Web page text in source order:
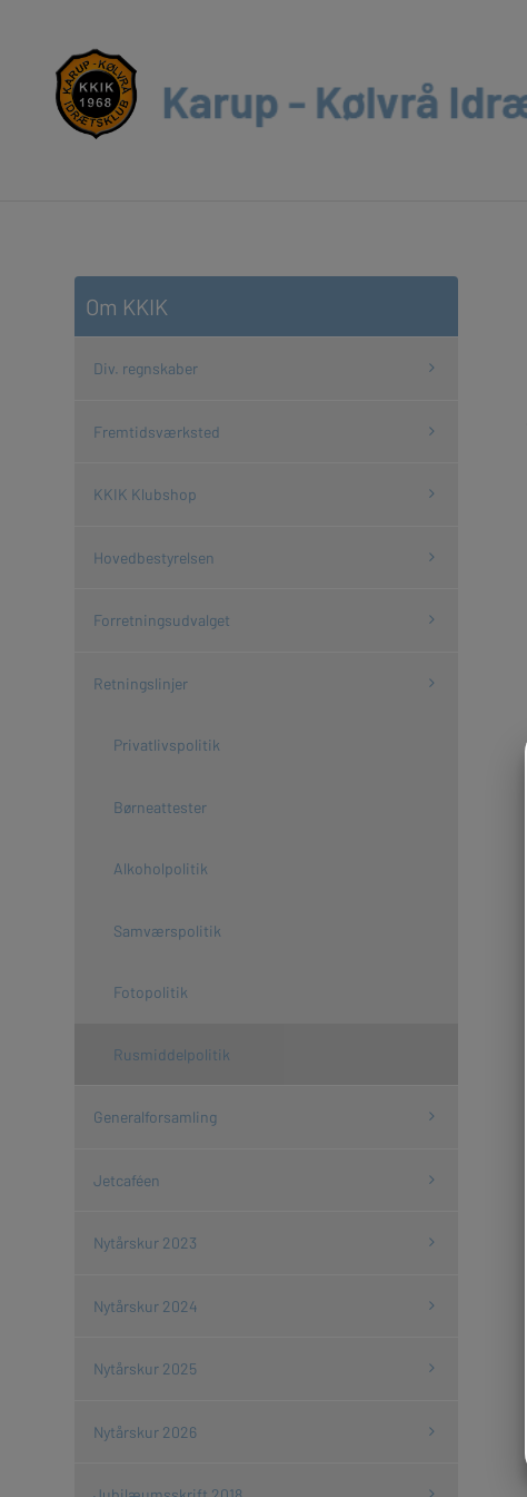
Om KKIK
Div. regnskaber
Fremtidsværksted
KKIK Klubshop
Hovedbestyrelsen
Forretningsudvalget
Retningslinjer
Privatlivspolitik
Børneattester
Alkoholpolitik
Samværspolitik
Fotopolitik
Rusmiddelpolitik
Generalforsamling
Jetcaféen
Nytårskur 2023
Nytårskur 2024
Nytårskur 2025
Nytårskur 2026